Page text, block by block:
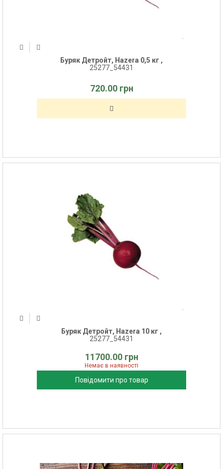
Буряк Детройт, Hazera 0,5 кг ,
25277_54431
720.00 грн
Буряк Детройт, Hazera 10 кг ,
25277_54431
11700.00 грн
Немає в наявності
Повідомити про товар